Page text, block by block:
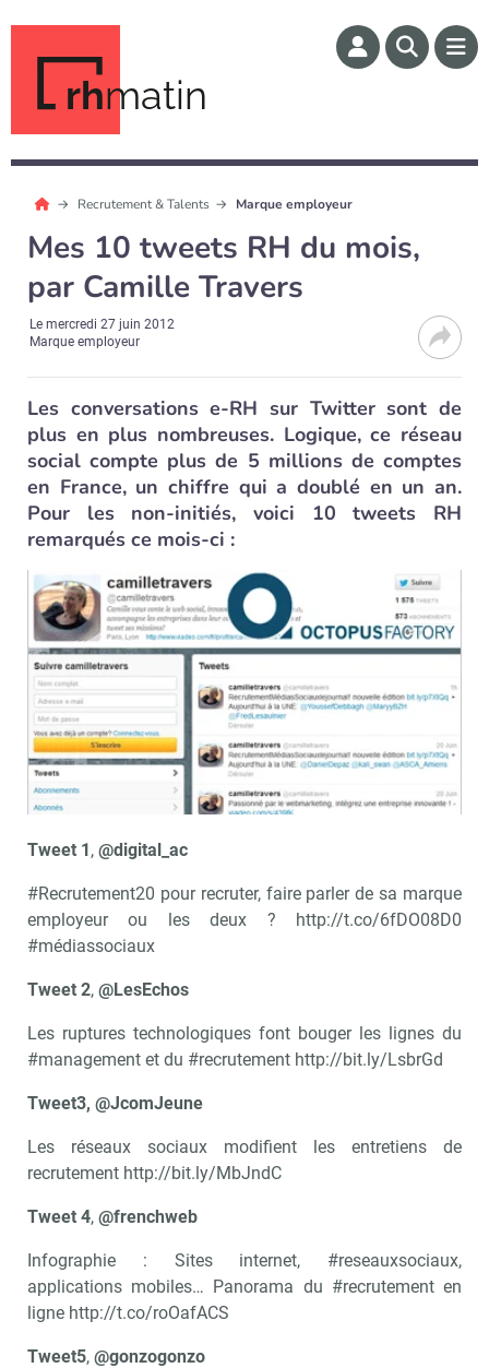
rhmatin
Recrutement & Talents Marque employeur
Mes 10 tweets RH du mois,
par Camille Travers
Lemercredi 27 juin 2012
Marque employeur
Les conversations e-RH sur Twitter sont de
plus en plus nombreuses. Logique, ce réseau
social compte plus de 5 millions de comptes
en France, un chiffre qui a doublé en un an.
Pour les non-initiés, voici 10 tweets RH
remarqués ce mois-ci :
Tweet 1, @digital_ac
#Recrutement20 pour recruter, faire parler de sa marque
employeur ou les deux ? http://t.co/6fDO08D0
#médiassociaux
Tweet 2, @LesEchos
Les ruptures technologiques font bouger les lignes du
#management et du #recrutement http://bit.ly/LsbrGd
Tweet3, @JcomJeune
Les réseaux sociaux modifient les entretiens de
recrutement http://bit.ly/MbJndC
Tweet 4, @frenchweb
Infographie : Sites internet, #reseauxsociaux,
applications mobiles… Panorama du #recrutement en
ligne http://t.co/roOafACS
Tweet5, @gonzogonzo